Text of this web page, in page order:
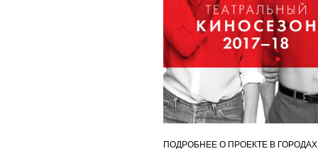
ПОДРОБНЕЕ О ПРОЕКТЕ В